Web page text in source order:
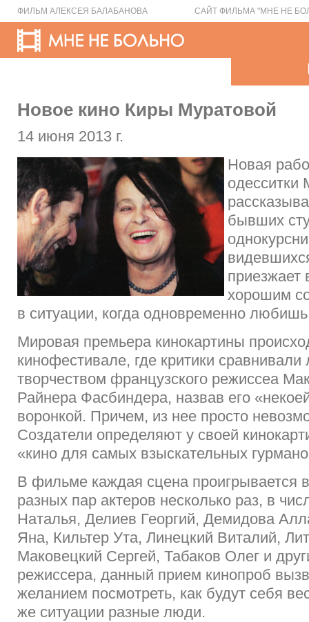
ФИЛЬМ АЛЕКСЕЯ БАЛАБАНОВА САЙТ ФИЛЬМА "МНЕ НЕ
Новое кино Киры Муратовой
14 июня 2013 г.
Новая
одесситки
бывших
приезжает
хорошим
в ситуации, когда одновременно
Мировая премьера кинокартины
кинофестивале, где критики сравнивали
творчеством французского режиссеа
Райнера Фасбиндера, назвав его
воронкой. Причем, из нее просто
Создатели определяют у своей
«кино для самых взыскательных
В фильме каждая сцена проигрывается
разных пар актеров несколько раз, в
Наталья, Делиев Георгий, Демидова
Яна, Кильтер Ута, Линецкий Виталий,
Маковецкий Сергей, Табаков Олег и
режиссера, данный прием кинопроб
желанием посмотреть, как будут себя
же ситуации разные люди.